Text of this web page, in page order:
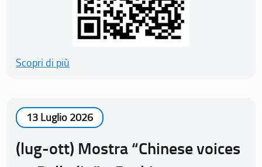
Scopri di più
13 Luglio 2026
(lug-ott) Mostra “Chinese voices